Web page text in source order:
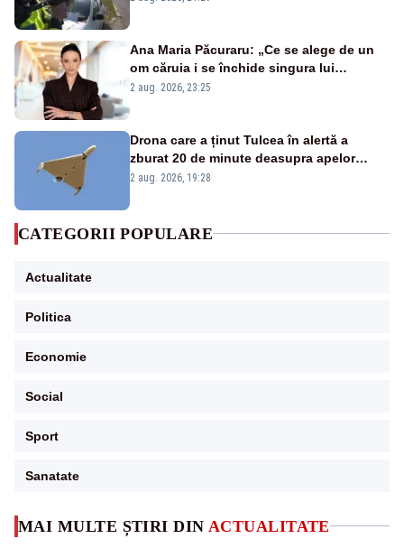
MAI MULTE ȘTIRI DIN ACTUALITATE
Ana Maria Păcuraru: „Ce se alege de un
om căruia i se închide singura lui
portiță?”
2 aug. 2026, 23:25
Drona care a ținut Tulcea în alertă a
zburat 20 de minute deasupra apelor
României. Au fost ridicate două F-16
2 aug. 2026, 19:28
CATEGORII POPULARE
Actualitate
Politica
Economie
Social
Sport
Sanatate